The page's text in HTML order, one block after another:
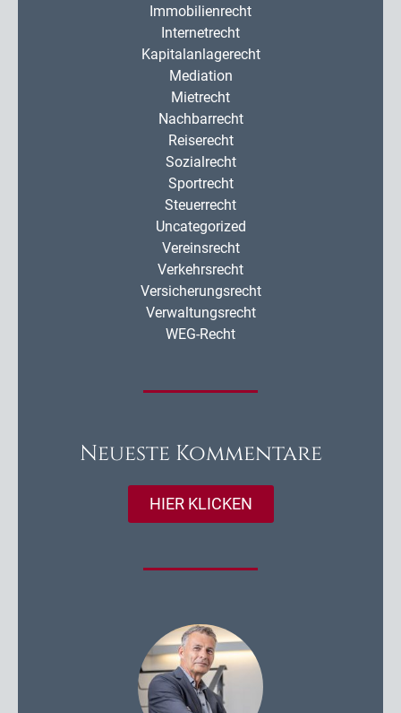
Immobilienrecht
Internetrecht
Kapitalanlagerecht
Mediation
Mietrecht
Nachbarrecht
Reiserecht
Sozialrecht
Sportrecht
Steuerrecht
Uncategorized
Vereinsrecht
Verkehrsrecht
Versicherungsrecht
Verwaltungsrecht
WEG-Recht
Neueste Kommentare
HIER KLICKEN